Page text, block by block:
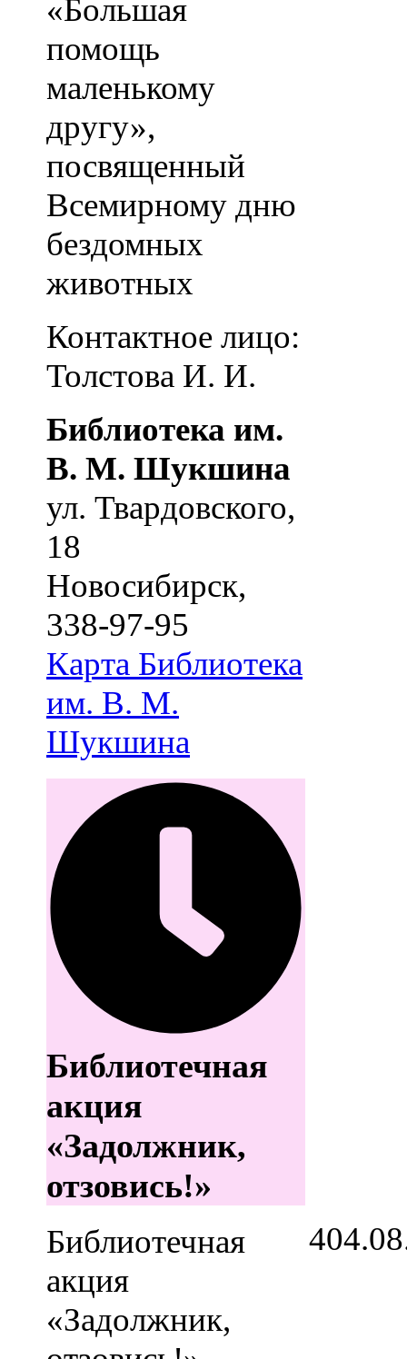
«Большая
помощь
маленькому
другу»,
посвященный
Всемирному дню
бездомных
животных
Контактное лицо:
Толстова И. И.
Библиотека им.
В. М. Шукшина
ул. Твардовского,
18
Новосибирск,
338-97-95
Карта Библиотека
им. В. М.
Шукшина
Библиотечная
акция
«Задолжник,
отзовись!»
Библиотечная
акция
«Задолжник,
4